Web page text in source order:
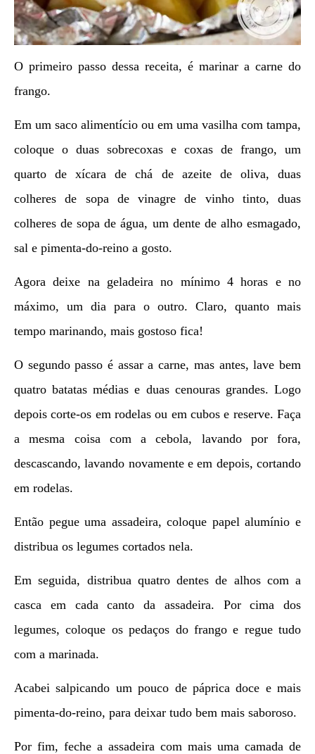
O primeiro passo dessa receita, é marinar a carne do
frango.
Em um saco alimentício ou em uma vasilha com tampa,
coloque o duas sobrecoxas e coxas de frango, um
quarto de xícara de chá de azeite de oliva, duas
colheres de sopa de vinagre de vinho tinto, duas
colheres de sopa de água, um dente de alho esmagado,
sal e pimenta-do-reino a gosto.
Agora deixe na geladeira no mínimo 4 horas e no
máximo, um dia para o outro. Claro, quanto mais
tempo marinando, mais gostoso fica!
O segundo passo é assar a carne, mas antes, lave bem
quatro batatas médias e duas cenouras grandes. Logo
depois corte-os em rodelas ou em cubos e reserve. Faça
a mesma coisa com a cebola, lavando por fora,
descascando, lavando novamente e em depois, cortando
em rodelas.
Então pegue uma assadeira, coloque papel alumínio e
distribua os legumes cortados nela.
Em seguida, distribua quatro dentes de alhos com a
casca em cada canto da assadeira. Por cima dos
legumes, coloque os pedaços do frango e regue tudo
com a marinada.
Acabei salpicando um pouco de páprica doce e mais
pimenta-do-reino, para deixar tudo bem mais saboroso.
Por fim, feche a assadeira com mais uma camada de